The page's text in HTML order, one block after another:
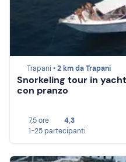
Trapani •2 km da Trapani
Snorkeling tour in
con pranzo
7,5 ore
4,3
1-25 partecipanti